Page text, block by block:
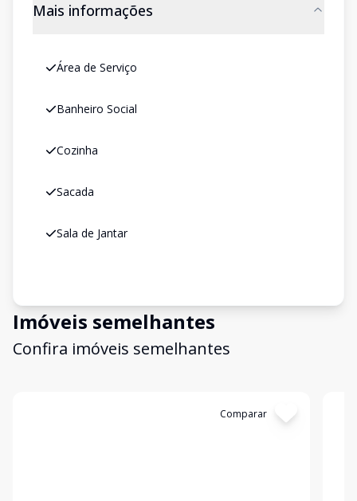
Mais informações
Área de Serviço
Banheiro Social
Cozinha
Sacada
Sala de Jantar
Imóveis semelhantes
Confira imóveis semelhantes
Comparar